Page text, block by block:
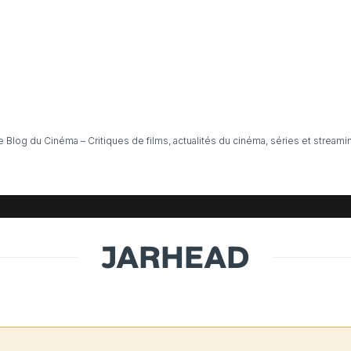
Blog du Cinéma – Critiques de films, actualités du cinéma, séries et
JARHEAD